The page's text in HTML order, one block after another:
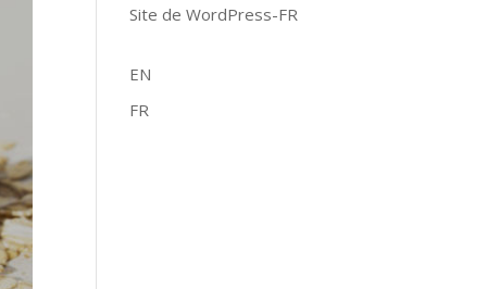
Site de WordPress-FR
EN
FR